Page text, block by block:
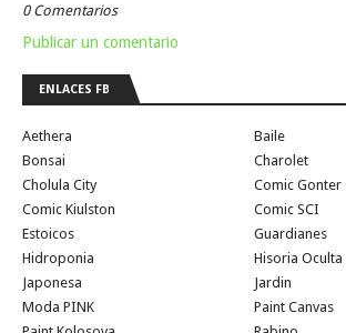
0 Comentarios
Publicar un comentario
ENLACES FB
Aethera
Baile
Bonsai
Charolet
Cholula City
Comic Gonter
Comic Kiulston
Comic SCI
Estoicos
Guardianes
Hidroponia
Hisoria Oculta
Japonesa
Jardin
Moda PINK
Paint Canvas